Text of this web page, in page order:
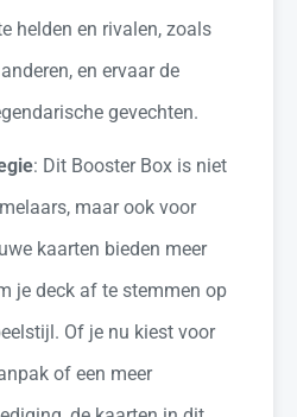
helden en rivalen, zoals
en ervaar de
gevechten.
: Dit Booster Box is niet
maar ook voor
kaarten bieden meer
je deck af te stemmen op
Of je nu kiest voor
of een meer